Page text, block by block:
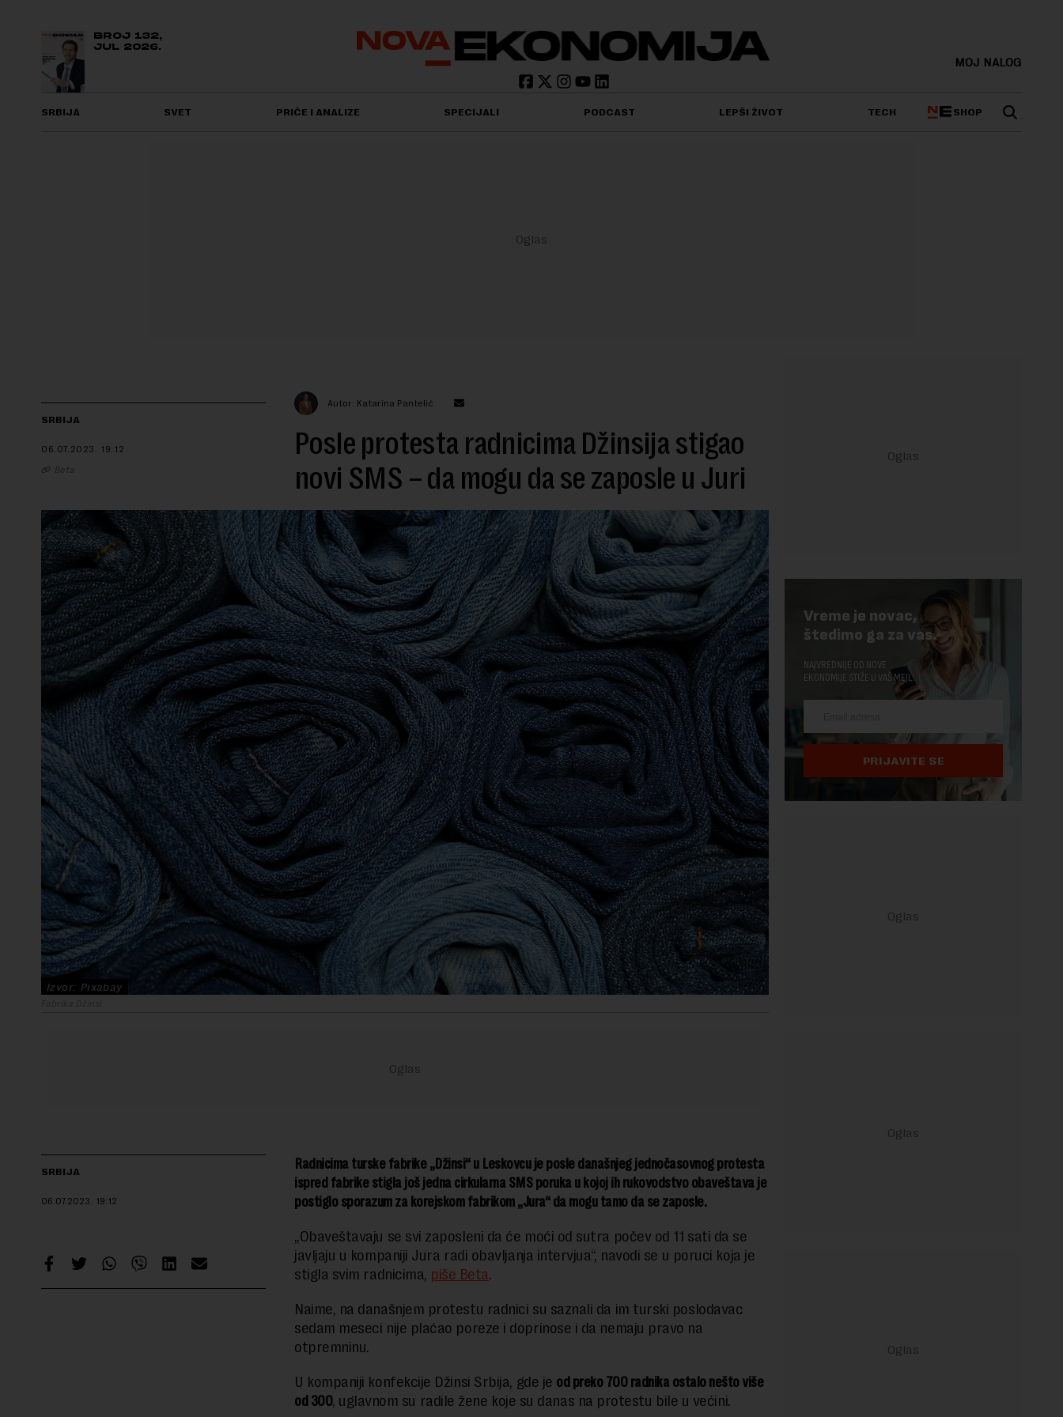
BROJ 132,
JUL 2026.
MOJ NALOG
SRBIJA SVET PRIČE I ANALIZE SPECIJALI PODCAST LEPŠI ŽIVOT TECH SHOP
SRBIJA
06.07.2023. 19:12
Beta
Autor: Katarina Pantelić
Posle protesta radnicima Džinsija stigao
novi SMS – da mogu da se zaposle u Juri
Izvor: Pixabay
SRBIJA
06.07.2023. 19:12
Radnicima turske fabrike „Džinsi“ u Leskovcu je posle današnjeg jednočasovnog protesta
ispred fabrike stigla još jedna cirkularna SMS poruka u kojoj ih rukovodstvo obaveštava je
postiglo sporazum za korejskom fabrikom „Jura“ da mogu tamo da se zaposle.
„Obaveštavaju se svi zaposleni da će moći od sutra počev od 11 sati da se
javljaju u kompaniji Jura radi obavljanja intervjua“, navodi se u poruci koja je
stigla svim radnicima, piše Beta.
Naime, na današnjem protestu radnici su saznali da im turski poslodavac
sedam meseci nije plaćao poreze i doprinose i da nemaju pravo na
otpremninu.
U kompaniji konfekcije Džinsi Srbija, gde je od preko 700 radnika ostalo nešto više
od 300, uglavnom su radile žene koje su danas na protestu bile u većini.
Vreme je novac,
štedimo ga za vas.
NAJVREDNIJE OD NOVE
EKONOMIJE STIŽE U VAŠ MEJL.
PRIJAVITE SE